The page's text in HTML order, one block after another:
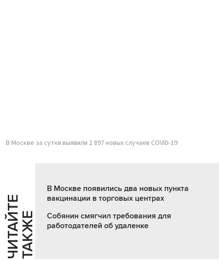
В Москве за сутки выявили 2 897 новых случаев COVID-19
Ч
И
Т
АЙ
Т
Е
Т
А
К
ЖЕ
В Москве появились два новых пункта
вакцинации в торговых центрах
Собянин смягчил требования для
работодателей об удаленке